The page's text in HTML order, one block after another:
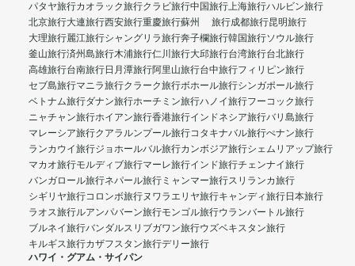
パタヤ旅行カオラック旅行クラビ旅行中国旅行上海旅行ハルビン旅行
北京旅行大連旅行西安旅行重慶旅行蘇州 旅行成都旅行昆明旅行
大理旅行麗江旅行シャングリラ旅行奔子欄旅行韓国旅行ソウル旅行
釜山旅行済州島旅行木浦旅行仁川旅行大邱旅行台湾旅行台北旅行
高雄旅行台南旅行日月潭旅行阿里山旅行台中旅行フィリピン旅行
セブ島旅行マニラ旅行クラーク旅行ボホール旅行シンガポール旅行
ベトナム旅行ダナン旅行ホーチミン旅行ハノイ旅行フーコック旅行
ニャチャン旅行ホイアン旅行香港旅行インドネシア旅行バリ島旅行
マレーシア旅行クアラルンプール旅行コタキナバル旅行ぺナン旅行
ランカウイ旅行ジョホールバル旅行カンボジア旅行シェムリアップ旅行
マカオ旅行モルディブ旅行マーレ旅行インド旅行チェンナイ旅行
バンガロール旅行ネパール旅行 ミャンマー旅行スリランカ旅行
シギリヤ旅行コロンボ旅行ヌワラエリヤ旅行キャンディ旅行日本旅行
ラオス旅行ルアンパバーン旅行モンゴル旅行ウランバートル旅行
ブルネイ旅行バンダルスリブガワン旅行ウズベキスタン旅行
キルギス旅行カザフスタン旅行デリー旅行
ハワイ・グアム・サイパン